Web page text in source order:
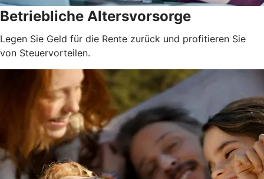
Betriebliche Altersvorsorge
Legen Sie Geld für die Rente zurück und profitieren Sie
von Steuervorteilen.